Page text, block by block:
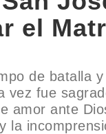
el
de batalla
fue
amor ante
la